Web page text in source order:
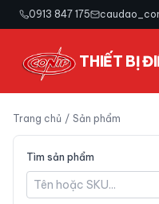
0913 847 175
THIẾT BỊ
Trang chủ / Sản phẩm
Tìm sản phẩm